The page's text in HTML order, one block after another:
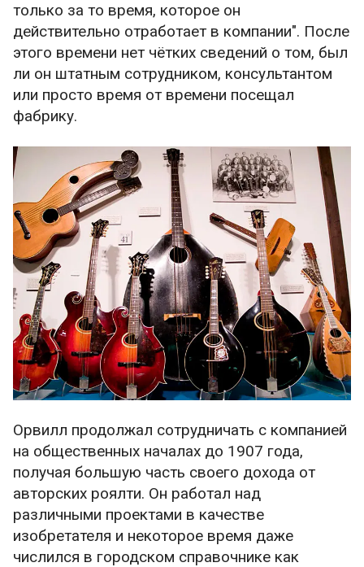
только за то время, которое он
действительно отработает в компании". После
этого времени нет чётких сведений о том, был
ли он штатным сотрудником, консультантом
или просто время от времени посещал
фабрику.
Орвилл продолжал сотрудничать с компанией
на общественных началах до 1907 года,
получая большую часть своего дохода от
авторских роялти. Он работал над
различными проектами в качестве
изобретателя и некоторое время даже
числился в городском справочнике как